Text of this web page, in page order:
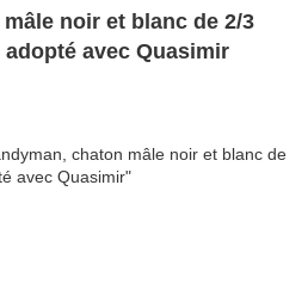
noir et blanc de 2/3
avec Quasimir